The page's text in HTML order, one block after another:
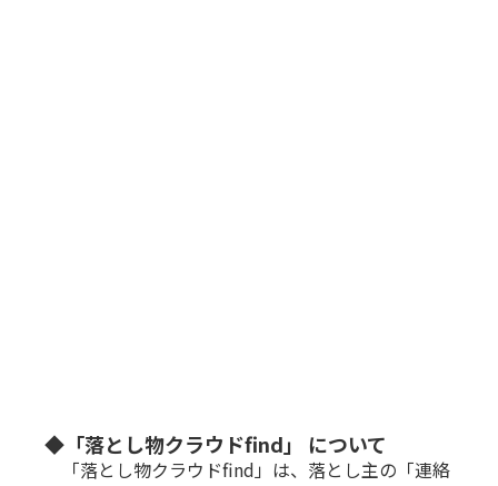
◆「落とし物クラウドfind」 について
「落とし物クラウドfind」は、落とし主の「連絡